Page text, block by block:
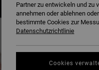
Partner zu entwickeln und zu
annehmen oder ablehnen
bestimmte Cookies zur
Datenschutzrichtlinie
Cookies